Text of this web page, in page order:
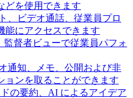
どを使用できます
、ビデオ通話、従業員プロ
能にアクセスできます
督者ビューで従業員パフォ
通知、メモ、公開および非
ョンを取ることができます
の要約、AI によるアイデア